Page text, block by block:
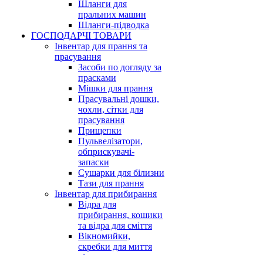
Шланги для
пральних машин
Шланги-підводка
ГОСПОДАРЧІ ТОВАРИ
Інвентар для прання та
прасування
Засоби по догляду за
прасками
Мішки для прання
Прасувальні дошки,
чохли, сітки для
прасування
Прищепки
Пульвелізатори,
обприскувачі-
запаски
Сушарки для білизни
Тази для прання
Інвентар для прибирання
Відра для
прибирання, кошики
та відра для сміття
Вікномийки,
скребки для миття